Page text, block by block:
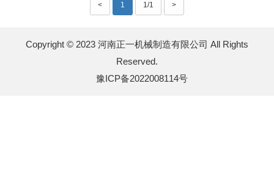
< 1 1/1 >
Copyright © 2023 河南正一机械制造有限公司 All Rights
Reserved.
豫ICP备2022008114号